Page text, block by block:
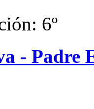
6º
- Padre